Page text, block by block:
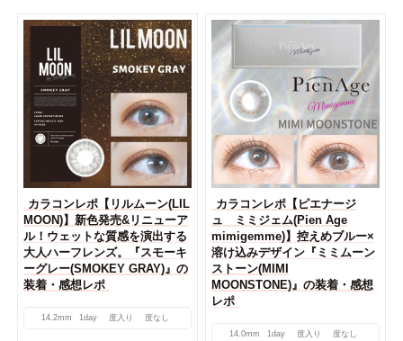
カラコンレポ【リルムーン(LIL
MOON)】新色発売&リニューア
ル！ウェットな質感を演出する
大人ハーフレンズ。『スモーキ
ーグレー(SMOKEY GRAY)』の
装着・感想レポ
14.2mm 1day 度入り 度なし
カラコンレポ【ピエナージ
ュ ミミジェム(Pien Age
mimigemme)】控えめブルー×
溶け込みデザイン『ミミムーン
ストーン(MIMI
MOONSTONE)』の装着・感想
レポ
14.0mm 1day 度入り 度なし